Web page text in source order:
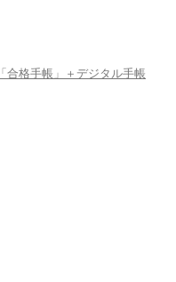
格手帳」＋デジタル手帳